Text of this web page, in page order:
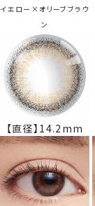
イエロー×オリーブブラウ
ン
【直径】14.2mm